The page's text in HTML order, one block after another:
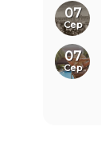
07
Сер
07
Сер